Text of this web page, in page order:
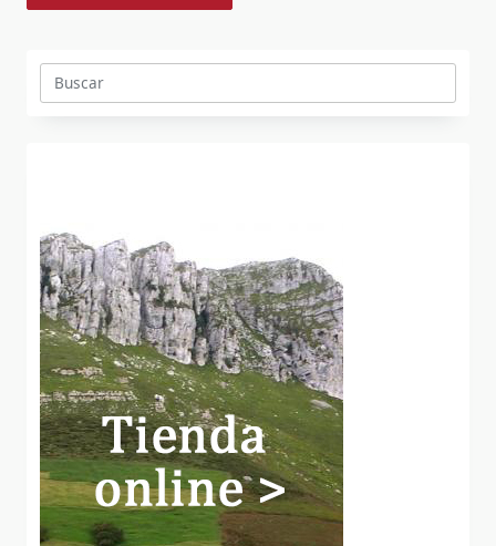
Buscar: